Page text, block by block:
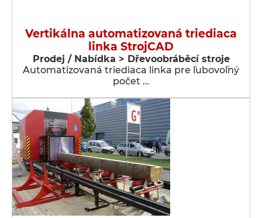
Vertikálna automatizovaná triediaca
linka StrojCAD
Prodej / Nabídka > Dřevoobráběcí stroje
Automatizovaná triediaca linka pre ľubovoľný
počet …